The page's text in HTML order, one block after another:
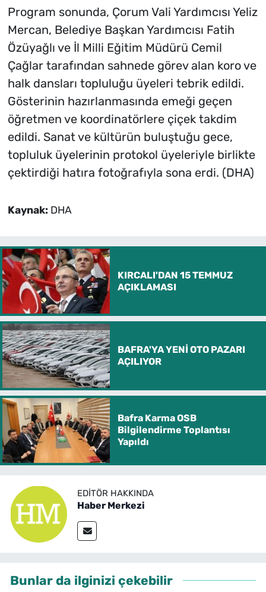
Program sonunda, Çorum Vali Yardımcısı Yeliz
Mercan, Belediye Başkan Yardımcısı Fatih
Özüyağlı ve İl Milli Eğitim Müdürü Cemil
Çağlar tarafından sahnede görev alan koro ve
halk dansları topluluğu üyeleri tebrik edildi.
Gösterinin hazırlanmasında emeği geçen
öğretmen ve koordinatörlere çiçek takdim
edildi. Sanat ve kültürün buluştuğu gece,
topluluk üyelerinin protokol üyeleriyle birlikte
çektirdiği hatıra fotoğrafıyla sona erdi. (DHA)
Kaynak: DHA
KIRCALI'DAN 15 TEMMUZ
AÇIKLAMASI
BAFRA'YA YENİ OTO PAZARI
AÇILIYOR
Bafra Karma OSB
Bilgilendirme Toplantısı
Yapıldı
EDITÖR HAKKINDA
Haber Merkezi
Bunlar da ilginizi çekebilir